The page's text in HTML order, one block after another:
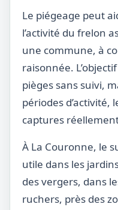
Le piégeage peut
l’activité du frelon
une commune, à
raisonnée.
pièges sans suivi,
périodes d’activité,
captures
À La Couronne, le
utile dans les
des vergers, dans
ruchers, près des